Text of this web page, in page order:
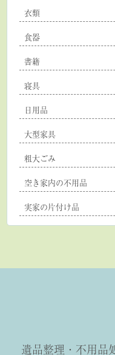
衣類
食器
書籍
寝具
日用品
大型家具
粗大ごみ
空き家内の不用品
実家の片付け品
遺品整理・不用品